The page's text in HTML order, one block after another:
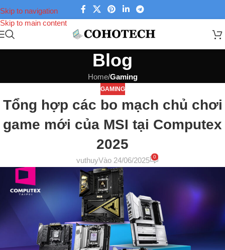
Skip to navigation
Skip to main content
Blog
Home/Gaming
GAMING
Tổng hợp các bo mạch chủ chơi
game mới của MSI tại Computex
2025
vuthuyVào 24/06/2025 0